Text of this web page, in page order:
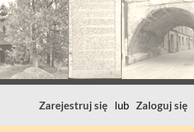
Zarejestruj się lub Zaloguj się